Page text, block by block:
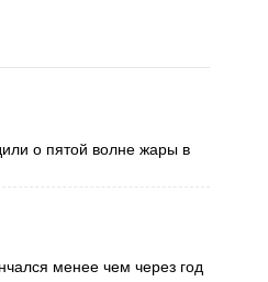
о пятой волне жары в
менее чем через год